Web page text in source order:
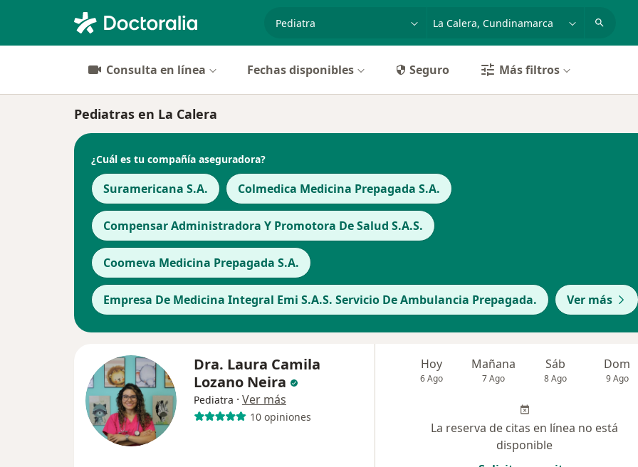
Consulta en línea Fechas disponibles Seguro Más filtros
Pediatras en La Calera
¿Cuál es tu compañía aseguradora?
Suramericana S.A. Colmedica Medicina Prepagada S.A.
Compensar Administradora Y Promotora De Salud S.A.S.
Coomeva Medicina Prepagada S.A.
Empresa De Medicina Integral Emi S.A.S. Servicio De Ambulancia Prepagada. Ver más
Dra. Laura Camila
Lozano Neira
Pediatra · Ver más
10 opiniones
Hoy
6 Ago
Mañana
7 Ago
Sáb
8 Ago
Dom
9 Ago
La reserva de citas en línea no está
disponible